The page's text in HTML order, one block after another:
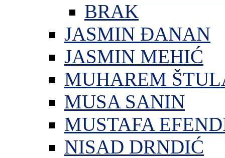
BRAK
JASMIN ĐANAN
JASMIN MEHIĆ
MUHAREM
MUSA SANIN
MUSTAFA
NISAD DRNDIĆ